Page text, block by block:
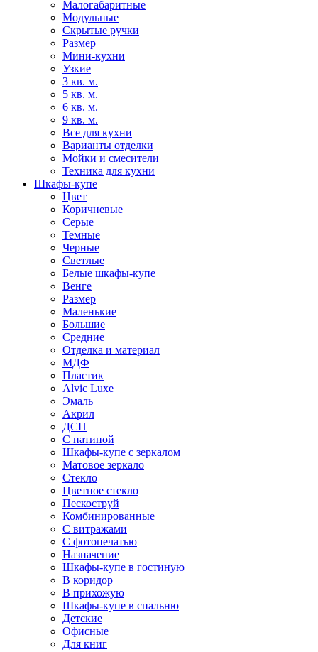
Малогабаритные
Модульные
Скрытые ручки
Размер
Мини-кухни
Узкие
3 кв. м.
5 кв. м.
6 кв. м.
9 кв. м.
Все для кухни
Варианты отделки
Мойки и смесители
Техника для кухни
Шкафы-купе
Цвет
Коричневые
Серые
Темные
Черные
Светлые
Белые шкафы-купе
Венге
Размер
Маленькие
Большие
Средние
Отделка и материал
МДФ
Пластик
Alvic Luxe
Эмаль
Акрил
ДСП
С патиной
Шкафы-купе с зеркалом
Матовое зеркало
Стекло
Цветное стекло
Пескоструй
Комбинированные
С витражами
С фотопечатью
Назначение
Шкафы-купе в гостиную
В коридор
В прихожую
Шкафы-купе в спальню
Детские
Офисные
Для книг